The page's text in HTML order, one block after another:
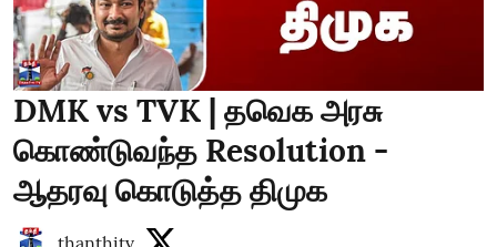
DMK vs TVK | தவெக அரசு
கொண்டுவந்த Resolution -
ஆதரவு கொடுத்த திமுக
thanthitv